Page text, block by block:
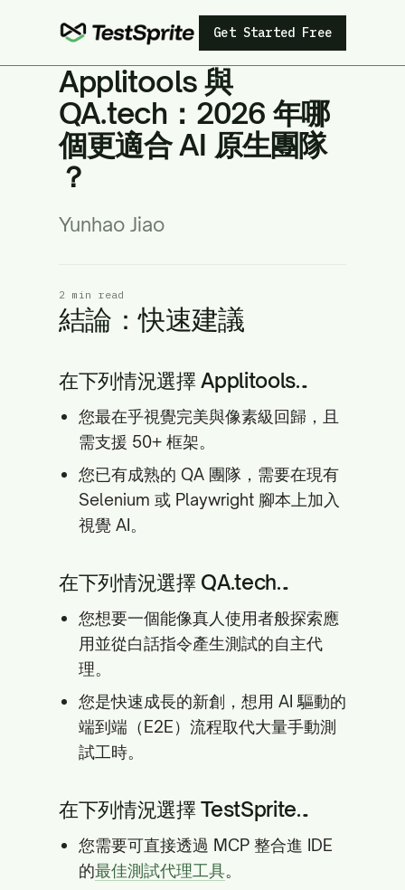
Get Started Free
Applitools 與
QA.tech：2026 年哪
個更適合 AI 原生團隊
？
Yunhao Jiao
2 min read
結論：快速建議
在下列情況選擇 Applitools…
您最在乎視覺完美與像素級回歸，且
需支援 50+ 框架。
您已有成熟的 QA 團隊，需要在現有
Selenium 或 Playwright 腳本上加入
視覺 AI。
在下列情況選擇 QA.tech…
您想要一個能像真人使用者般探索應
用並從白話指令產生測試的自主代
理。
您是快速成長的新創，想用 AI 驅動的
端到端（E2E）流程取代大量手動測
試工時。
在下列情況選擇 TestSprite…
您需要可直接透過 MCP 整合進 IDE
的最佳測試代理工具。